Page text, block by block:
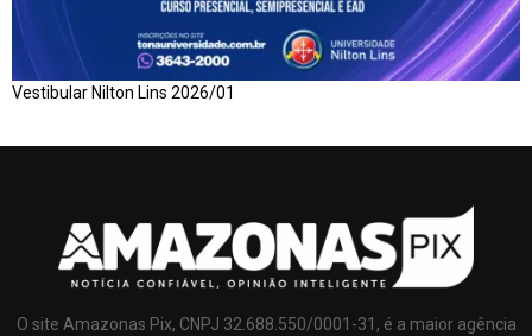
Vestibular Nilton Lins 2026/01
O site Amazonas Pix, CNPJ 32.688.550/0001-31, é a maior agência